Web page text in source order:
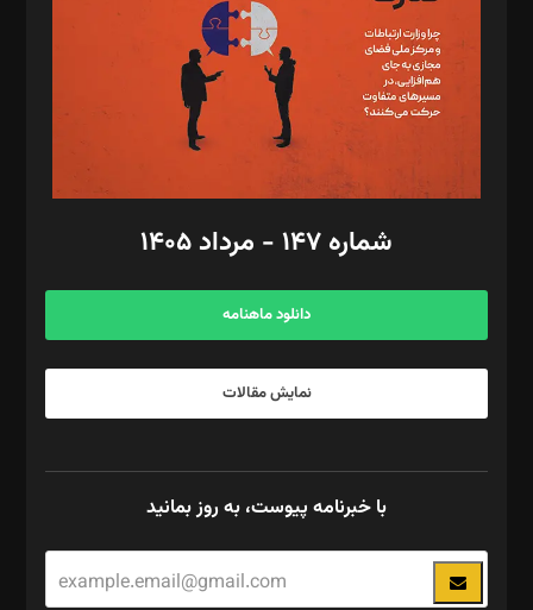
ویرایش: نگار استاد‌‌آقا
طراح یونیفرم: مجید توکلی
فیلمبرداری و عکاسی: امیر شفیعی، مانی لطفی زاده
گرافیک و صفحه‌آرایی: سید‌سبحان‌علی ثابت
مد‌یر توسعه تجاری: کامبیز برید‌
امور مالی: شاپور رهبری، محمد‌ کاظمی‌نیا
آگهی و مشترکین: ۰۹۱۹۹۹۹۰۴۵۴
شماره ۱۴۷ - مرداد ۱۴۰۵
دانلود ماهنامه
نمایش مقالات
با خبرنامه پیوست، به روز بمانید